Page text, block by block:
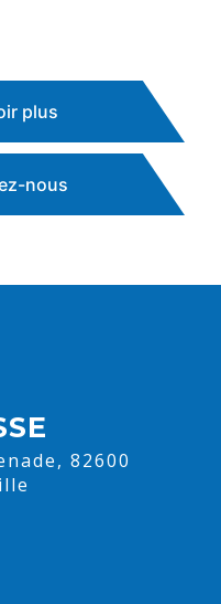
plus
nous